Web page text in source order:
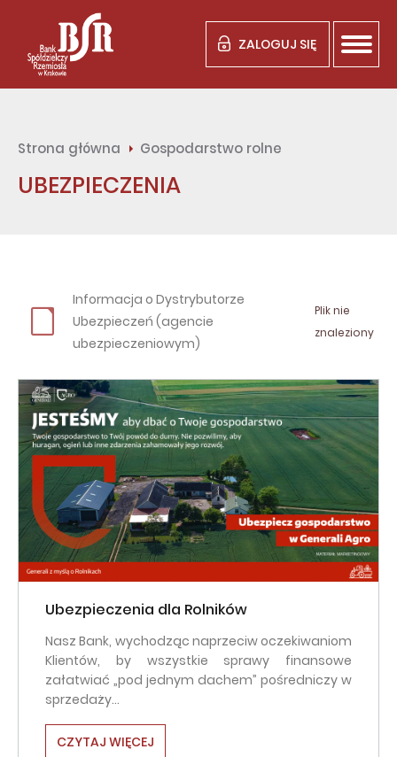
ZALOGUJ SIĘ
Strona główna Gospodarstwo rolne
UBEZPIECZENIA
Informacja o Dystrybutorze
Ubezpieczeń (agencie
ubezpieczeniowym)
Plik nie
znaleziony
Ubezpieczenia dla Rolników
Nasz Bank, wychodząc naprzeciw oczekiwaniom
Klientów, by wszystkie sprawy finansowe
załatwiać „pod jednym dachem” pośredniczy w
sprzedaży…
CZYTAJ WIĘCEJ